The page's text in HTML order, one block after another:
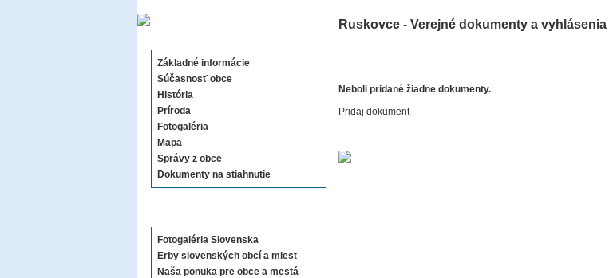
Základné informácie
Súčasnosť obce
História
Príroda
Fotogaléria
Mapa
Správy z obce
Dokumenty na stiahnutie
Fotogaléria Slovenska
Erby slovenských obcí a miest
Naša ponuka pre obce a mestá
Ruskovce - Verejné dokumenty a vyhlásenia
Neboli pridané žiadne dokumenty.
Pridaj dokument